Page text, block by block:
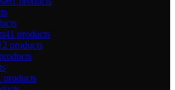
41 products
products
products